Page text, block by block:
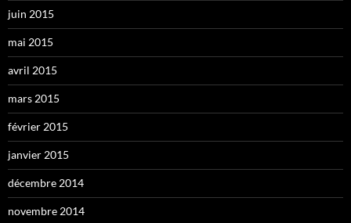
juin 2015
mai 2015
avril 2015
mars 2015
février 2015
janvier 2015
décembre 2014
novembre 2014